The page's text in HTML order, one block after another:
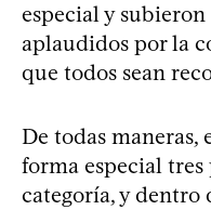
especial y
aplaudidos por la
que todos sean
De todas
forma especial
categoría, y dentro